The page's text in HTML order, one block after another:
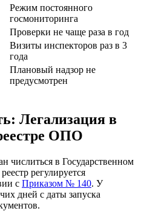
Режим постоянного
госмониторинга
Проверки не чаще раза в год
Визиты инспекторов раз в 3
года
Плановый надзор не
предусмотрен
Легализация в
ОПО
числиться в Государственном
регулируется
с Приказом № 140. У
дней с даты запуска